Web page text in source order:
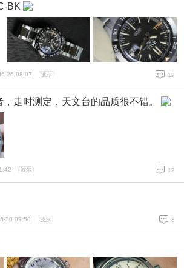
BK
26 08:07 波尔 12
走时测定，天文台的品质很不错。
波尔 12
30 09:58 波尔 8